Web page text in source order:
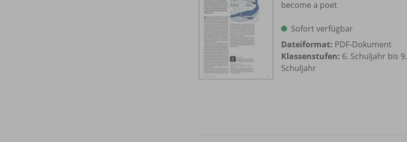
become a poet
Sofort verfügbar
Dateiformat: PDF-Dokument
Klassenstufen: 6. Schuljahr bis 9.
Schuljahr